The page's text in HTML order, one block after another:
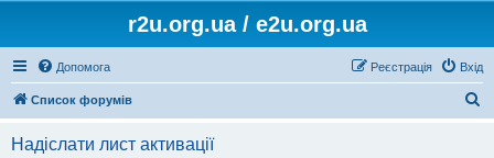
r2u.org.ua / e2u.org.ua
Допомога Вхід
Реєстрація
Список форумів
Надіслати лист активації